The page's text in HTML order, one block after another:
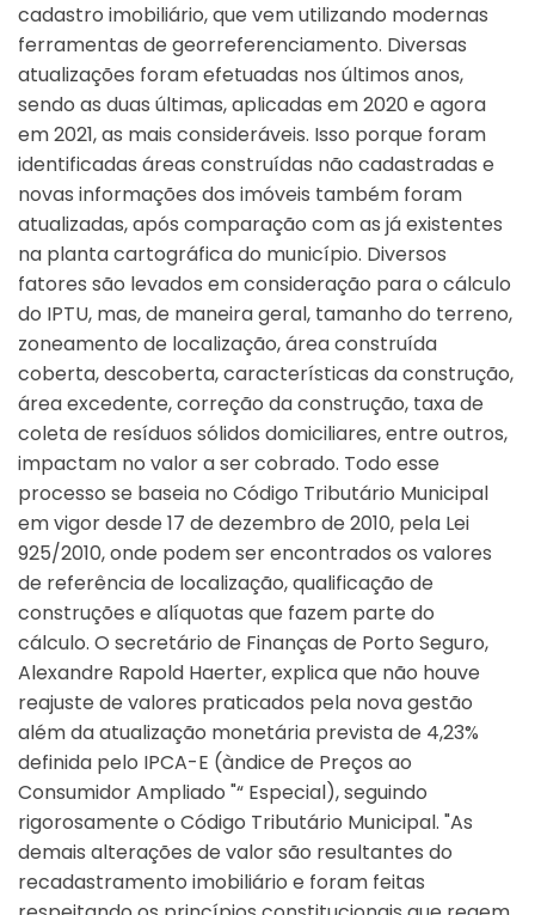
cadastro imobiliário, que vem utilizando modernas
ferramentas de georreferenciamento. Diversas
atualizações foram efetuadas nos últimos anos,
sendo as duas últimas, aplicadas em 2020 e agora
em 2021, as mais consideráveis. Isso porque foram
identificadas áreas construídas não cadastradas e
novas informações dos imóveis também foram
atualizadas, após comparação com as já existentes
na planta cartográfica do município. Diversos
fatores são levados em consideração para o cálculo
do IPTU, mas, de maneira geral, tamanho do terreno,
zoneamento de localização, área construída
coberta, descoberta, características da construção,
área excedente, correção da construção, taxa de
coleta de resíduos sólidos domiciliares, entre outros,
impactam no valor a ser cobrado. Todo esse
processo se baseia no Código Tributário Municipal
em vigor desde 17 de dezembro de 2010, pela Lei
925/2010, onde podem ser encontrados os valores
de referência de localização, qualificação de
construções e alíquotas que fazem parte do
cálculo. O secretário de Finanças de Porto Seguro,
Alexandre Rapold Haerter, explica que não houve
reajuste de valores praticados pela nova gestão
além da atualização monetária prevista de 4,23%
definida pelo IPCA-E (àndice de Preços ao
Consumidor Ampliado "“ Especial), seguindo
rigorosamente o Código Tributário Municipal. "As
demais alterações de valor são resultantes do
recadastramento imobiliário e foram feitas